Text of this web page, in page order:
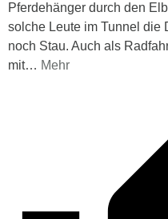
Pferdehänger durch den
solche Leute im Tunnel die
noch Stau. Auch als
mit… Mehr